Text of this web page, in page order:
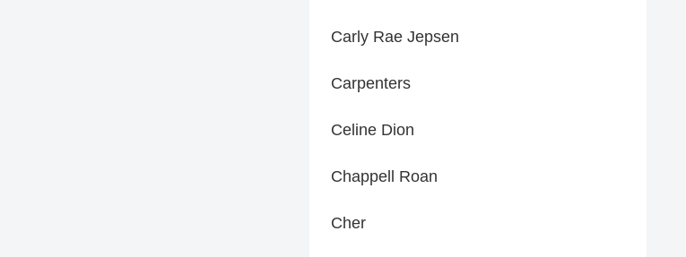
Carly Rae Jepsen
Carpenters
Celine Dion
Chappell Roan
Cher